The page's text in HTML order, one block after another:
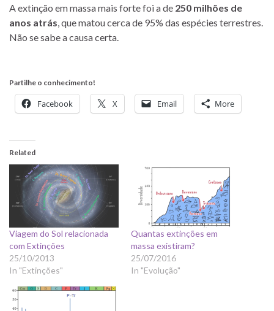
A extinção em massa mais forte foi a de 250 milhões de
anos atrás, que matou cerca de 95% das espécies terrestres.
Não se sabe a causa certa.
Partilhe o conhecimento!
Facebook X Email More
Related
Viagem do Sol relacionada
com Extinções
25/10/2013
In "Extinções"
Quantas extinções em
massa existiram?
25/07/2016
In "Evolução"